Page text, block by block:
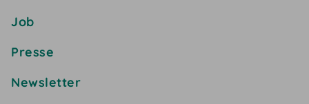
Job
Presse
Newsletter